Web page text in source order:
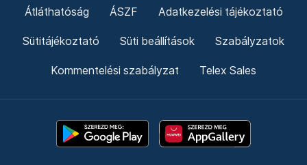
Átláthatóság ÁSZF Adatkezelési tájékoztató
Sütitájékoztató Süti beállítások Szabályzatok
Kommentelési szabályzat Telex Sales